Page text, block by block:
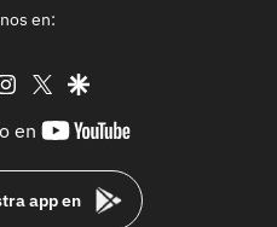
en:
instagram
twittergoogle
en
youtube-
app en